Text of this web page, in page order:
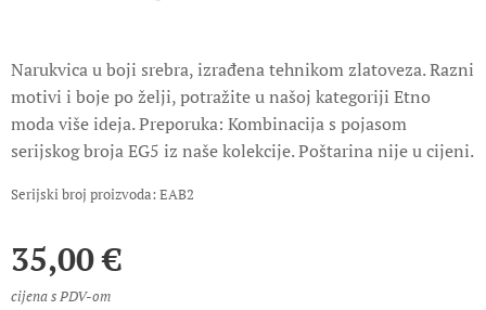
Narukvica u boji srebra, izrađena tehnikom zlatoveza. Razni
motivi i boje po želji, potražite u našoj kategoriji Etno
moda više ideja. Preporuka: Kombinacija s pojasom
serijskog broja EG5 iz naše kolekcije. Poštarina nije u cijeni.
Serijski broj proizvoda: EAB2
35,00€
cijena s PDV-om